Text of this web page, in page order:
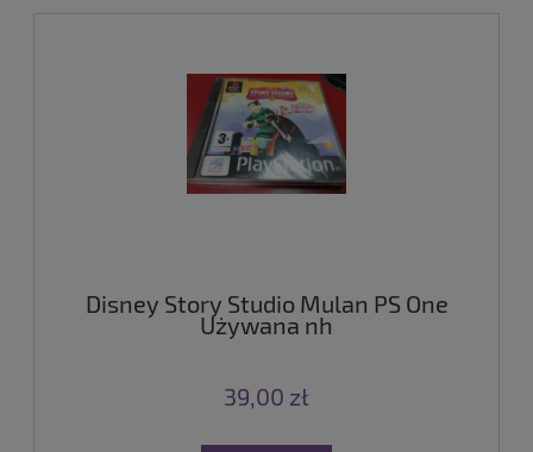
Disney Story Studio Mulan PS One
Używana nh
39,00 zł